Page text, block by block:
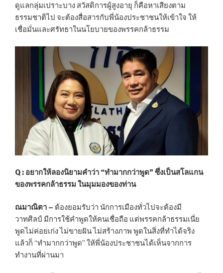
ดูแลกลุ่มเปราะบาง สวัสดิการผู้สูงอายุ ก็คือหาเสียงตาม
ธรรมชาติไป จะต้องสื่อสารกับพี่น้องประชาชนให้เข้าใจ ให้
เชื่อมั่นและศรัทธาในนโยบายของพรรคกล้าธรรม
Q : อยากให้ลองนิยามคำว่า “ทำมากกว่าพูด” ซึ่งเป็นสโลแกน
ของพรรคกล้าธรรม ในมุมมองของท่าน
ณมาณิตา – ต้องยอมรับว่า นักการเมืองทั่วไปจะต้องมี
วาทศิลป์ มีการใช้คำพูดให้คนเชื่อถือ แต่พรรคกล้าธรรมเนี่ย
พูดไม่ค่อยเก่ง ไม่ขายฝัน ไม่สร้างภาพ พูดในสิ่งที่ทำได้จริง
แล้วก็ “ทำมากกว่าพูด” ให้พี่น้องประชาชนได้เห็นจากการ
ทำงานที่ผ่านมา